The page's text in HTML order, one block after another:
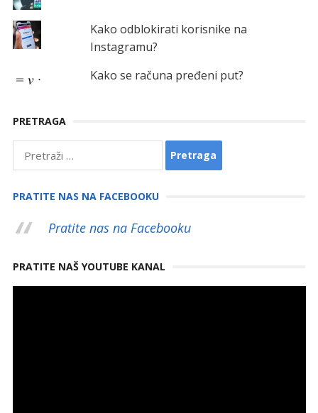
Kako odblokirati korisnike na
Instagramu?
Kako se računa pređeni put?
PRETRAGA
Pretraga:
PRATITE NAS NA FACEBOOKU
Pratite nas na Facebooku
PRATITE NAŠ YOUTUBE KANAL